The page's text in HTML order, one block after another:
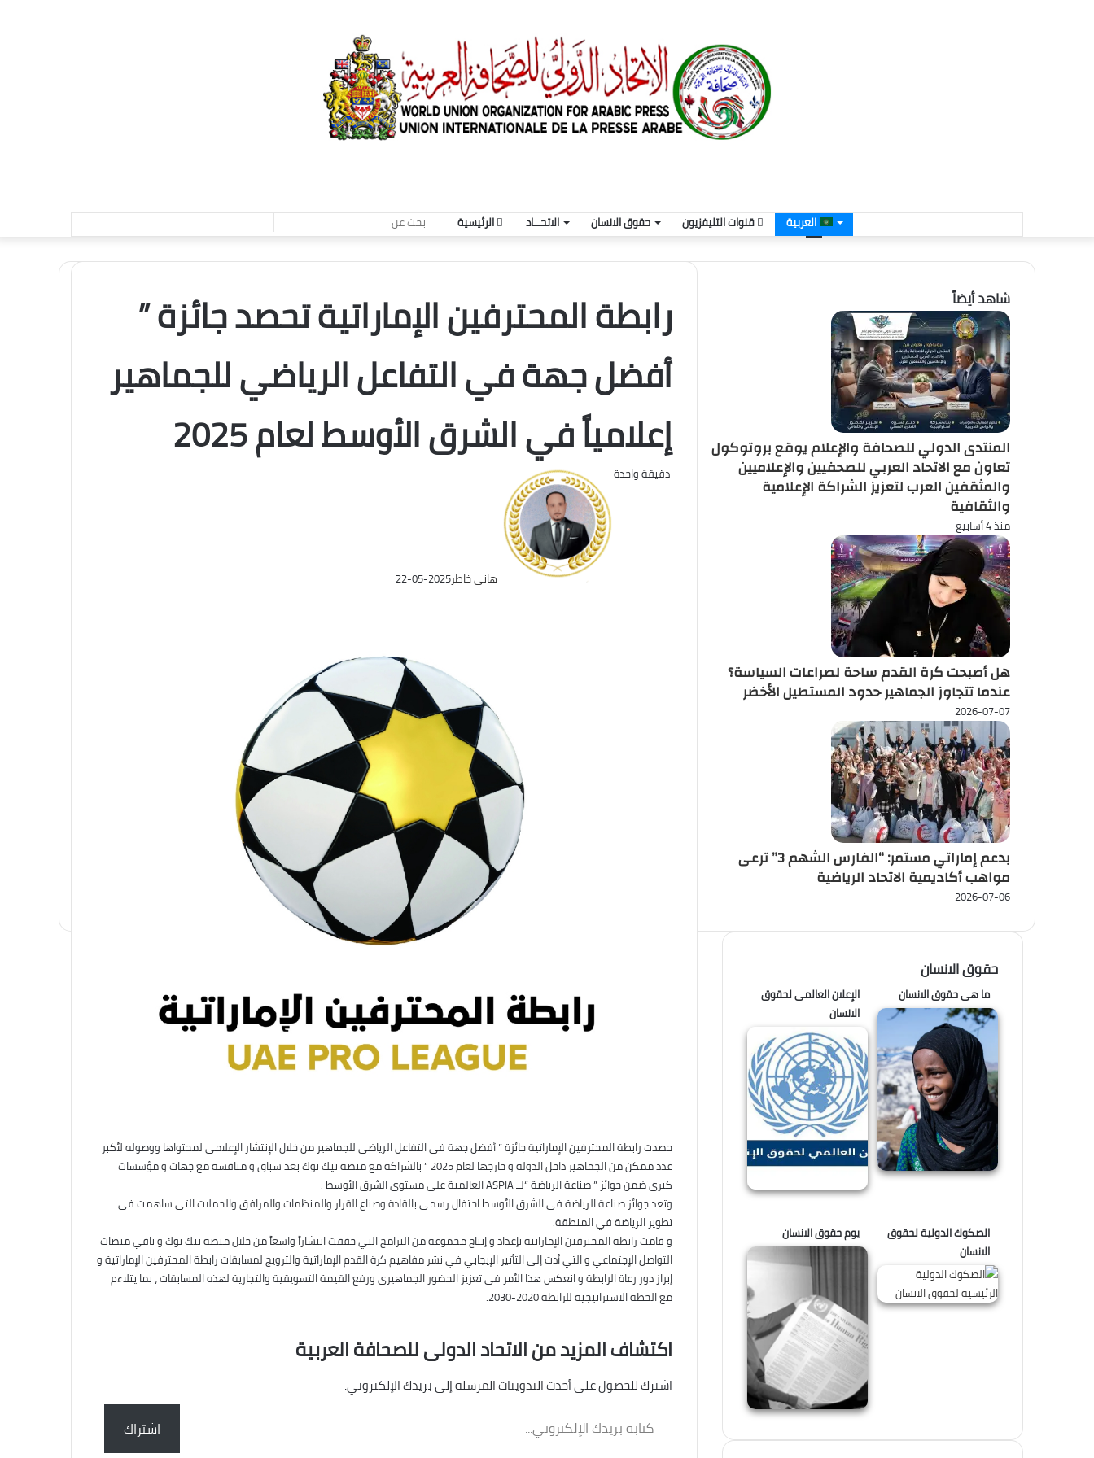
الرئيسية الاتحـــاد حقوق الانسان قنوات التليفزيون العربية
بحث
رابطة المحترفين الإماراتية تحصد جائزة ”
أفضل جهة في التفاعل الرياضي للجماهير
إعلامياً في الشرق الأوسط لعام 2025
هانى خاطر2025-05-22
دقيقة واحدة
حصدت رابطة المحترفين الإماراتية جائزة ” أفضل جهة في التفاعل الرياضي للجماهير من خلال الإنتشار الإعلامي لمحتواها ووصوله لأكبر
عدد ممكن من الجماهير داخل الدولة و خارجها لعام 2025 ” بالشراكة مع منصة تيك توك بعد سباق و منافسة مع جهات و مؤسسات
كبرى ضمن جوائز ” صناعة الرياضة “لــ ASPIA العالمية على مستوى الشرق الأوسط .
وتعد جوائز صناعة الرياضة في الشرق الأوسط احتفال رسمي بالقادة وصناع القرار والمنظمات والمرافق والحملات التي ساهمت في
تطوير الرياضة في المنطقة.
و قامت رابطة المحترفين الإماراتية بإعداد و إنتاج مجموعة من البرامج التي حققت انتشاراً واسعاً من خلال منصة تيك توك و باقي منصات
التواصل الإجتماعي و التي أدت إلى التأثير الإيجابي في نشر مفاهيم كرة القدم الإماراتية والترويج لمسابقات رابطة المحترفين الإماراتية و
إبراز دور رعاة الرابطة و انعكس هذا الأمر في تعزيز الحضور الجماهيري ورفع القيمة التسويقية والتجارية لهذه المسابقات ، بما يتلاءم
مع الخطة الاستراتيجية للرابطة 2020-2030.
اكتشاف المزيد من الاتحاد الدولى للصحافة العربية
اشترك للحصول على أحدث التدوينات المرسلة إلى بريدك الإلكتروني.
بريدك
اشتراك
شاهد أيضاً
إغلاق
المنتدى الدولي للصحافة والإعلام يوقع بروتوكول
تعاون مع الاتحاد العربي للصحفيين والإعلاميين
والمثقفين العرب لتعزيز الشراكة الإعلامية
والثقافية
منذ 4 أسابيع
هل أصبحت كرة القدم ساحة لصراعات السياسة؟
عندما تتجاوز الجماهير حدود المستطيل الأخضر
2026-07-07
بدعم إماراتي مستمر: “الفارس الشهم 3” ترعى
مواهب أكاديمية الاتحاد الرياضية
2026-07-06
حقوق الانسان
ما هى حقوق الانسان
الإعلان العالمى لحقوق
الانسان
الصكوك الدولية لحقوق
الانسان
يوم حقوق الانسان